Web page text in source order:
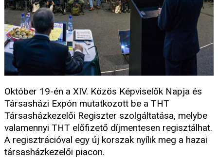
Október 19-én a XIV. Közös Képviselők Napja és
Társasházi Expón mutatkozott be a THT
Társasházkezelői Regiszter szolgáltatása, melybe
valamennyi THT előfizető díjmentesen regisztálhat.
A regisztrációval egy új korszak nyílik meg a hazai
társasházkezelői piacon.